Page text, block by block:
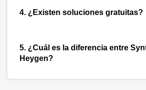
4. ¿Existen soluciones gratuitas?
5. ¿Cuál es la diferencia entre
Heygen?